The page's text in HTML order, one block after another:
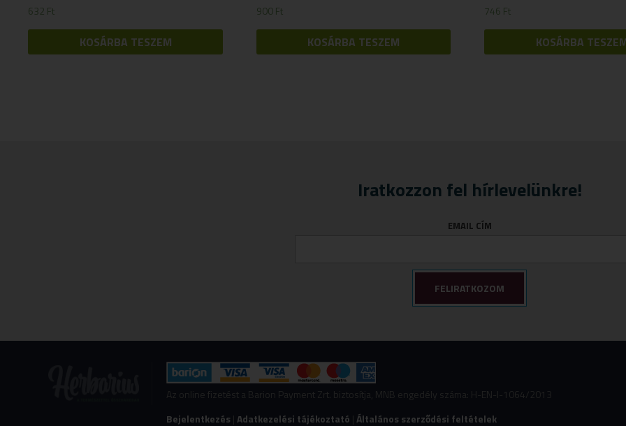
632 Ft
KOSÁRBA TESZEM
900Ft
KOSÁRBA TESZEM
746 Ft
KOSÁRBA
Iratkozzon fel hírlevelünkre!
EMAIL CÍM
Az online fizetést a Barion Payment Zrt. biztosítja, MNB engedély száma: H-EN-I-1064/2013
Bejelentkezés |Adatkezelési tájékoztató |Általános szerződési feltételek